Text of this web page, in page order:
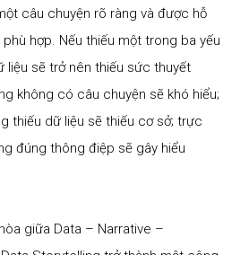
câu chuyện rõ ràng và được hỗ
hợp. Nếu thiếu một trong ba yếu
liệu sẽ trở nên thiếu sức thuyết
không có câu chuyện sẽ khó hiểu;
thiếu dữ liệu sẽ thiếu cơ sở; trực
đúng thông điệp sẽ gây hiểu
giữa Data – Narrative –